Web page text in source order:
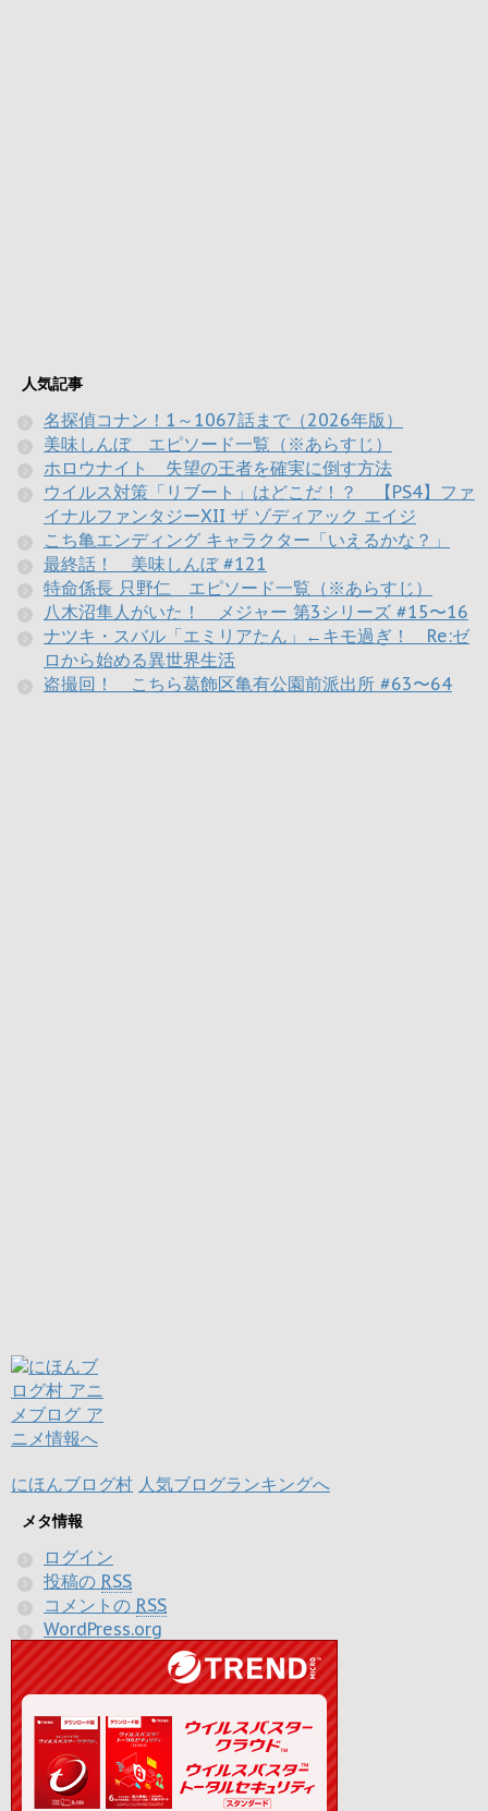
人気記事
名探偵コナン！1～1067話まで（2026年版）
美味しんぼ エピソード一覧（※あらすじ）
ホロウナイト 失望の王者を確実に倒す方法
ウイルス対策「リブート」はどこだ！？ 【PS4】ファ
イナルファンタジーXII ザ ゾディアック エイジ
こち亀エンディング キャラクター「いえるかな？」
最終話！ 美味しんぼ #121
特命係長 只野仁 エピソード一覧（※あらすじ）
八木沼隼人がいた！ メジャー 第3シリーズ #15〜16
ナツキ・スバル「エミリアたん」←キモ過ぎ！ Re:ゼ
ロから始める異世界生活
盗撮回！ こちら葛飾区亀有公園前派出所 #63〜64
にほんブログ村 人気ブログランキングへ
メタ情報
ログイン
投稿の RSS
コメントの RSS
WordPress.org